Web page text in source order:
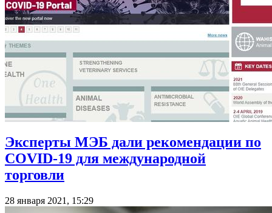
Эксперты МЭБ дали рекомендации по
COVID-19 для международной
торговли
28 января 2021, 15:29